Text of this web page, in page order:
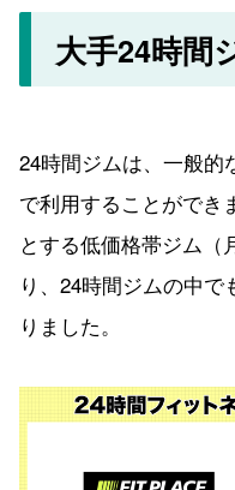
大手24時間
24時間ジムは、一般的
で利用することができ
とする低価格帯ジム（
り、24時間ジムの中
りました。